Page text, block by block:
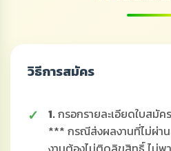
วิธีการสมัคร
1.กรอกรายละเอียดใบสมัค
*** กรณีส่งผลงานที่ไม่ผ่า